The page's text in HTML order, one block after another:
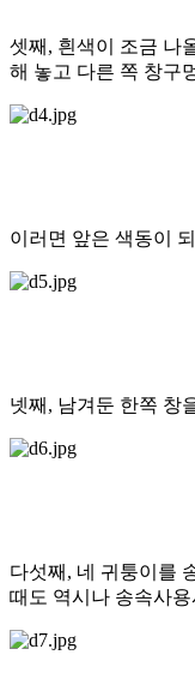
셋째, 흰색이 조금 나
해 놓고 다른 쪽 창구
이러면 앞은 색동이
넷째, 남겨둔 한쪽 창
다섯째, 네 귀퉁이를
때도 역시나 송속사